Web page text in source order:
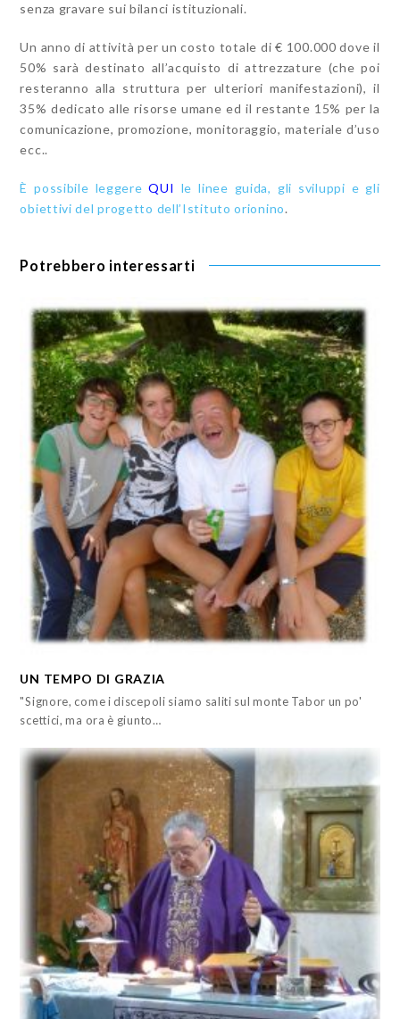
senza gravare sui bilanci istituzionali.
Un anno di attività per un costo totale di € 100.000 dove il
50% sarà destinato all’acquisto di attrezzature (che poi
resteranno alla struttura per ulteriori manifestazioni), il
35% dedicato alle risorse umane ed il restante 15% per la
comunicazione, promozione, monitoraggio, materiale d’uso
ecc..
È possibile leggereQUI le linee guida, gli sviluppi e gli
obiettivi del progetto dell’Istituto orionino.
Potrebbero interessarti
UN TEMPO DI GRAZIA
"Signore, come i discepoli siamo saliti sul monte Tabor un po'
scettici, ma ora è giunto…